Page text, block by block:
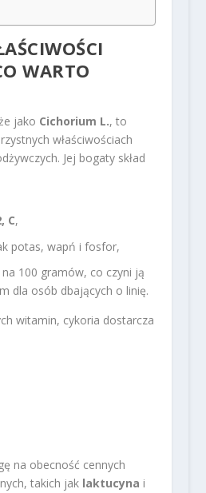
WARTO
jako Cichorium L., to
właściwościach
Jej bogaty skład
C,
potas, wapń i fosfor,
na 100 gramów, co czyni ją
dla osób dbających o linię.
witamin, cykoria dostarcza
na obecność cennych
takich jak laktucyna i